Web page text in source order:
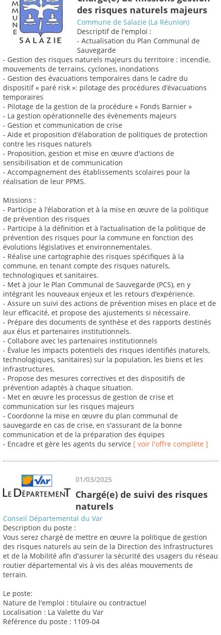
des risques naturels majeurs
Commune de Salazie (La Réunion)
Descriptif de l'emploi :
- Actualisation du Plan Communal de
Sauvegarde
- Gestion des risques naturels majeurs du territoire : incendie,
mouvements de terrains, cyclones, inondations
- Gestion des évacuations temporaires dans le cadre du
dispositif « paré risk »: pilotage des procédures d’évacuations
temporaires
- Pilotage de la gestion de la procédure « Fonds Barnier »
- La gestion opérationnelle des évènements majeurs
- Gestion et communication de crise
- Aide et proposition d’élaboration de politiques de protection
contre les risques naturels
- Proposition, gestion et mise en œuvre d'actions de
sensibilisation et de communication
- Accompagnement des établissements scolaires pour la
réalisation de leur PPMS.
Missions :
- Participe à l’élaboration et à la mise en œuvre de la politique
de prévention des risques
- Participe à la définition et à l’actualisation de la politique de
prévention des risques pour la commune en fonction des
évolutions législatives et environnementales.
- Réalise une cartographie des risques spécifiques à la
commune, en tenant compte des risques naturels,
technologiques et sanitaires.
- Met à jour le Plan Communal de Sauvegarde (PCS), en y
intégrant les nouveaux enjeux et les retours d’expérience.
- Assure un suivi des actions de prévention mises en place et de
leur efficacité, et propose des ajustements si nécessaire.
- Prépare des documents de synthèse et des rapports destinés
aux élus et partenaires institutionnels.
- Collabore avec les partenaires institutionnels
- Évalue les impacts potentiels des risques identifiés (naturels,
technologiques, sanitaires) sur la population, les biens et les
infrastructures.
- Propose des mesures correctives et des dispositifs de
prévention adaptés à chaque situation.
- Met en œuvre les processus de gestion de crise et
communication sur les risques majeurs
- Coordonne la mise en œuvre du plan communal de
sauvegarde en cas de crise, en s'assurant de la bonne
communication et de la préparation des équipes
- Encadre et gère les agents du service [ voir l'offre complète ]
01/03/2025
Chargé(e) de suivi des risques
naturels
Conseil Départemental du Var
Description du poste :
Vous serez chargé de mettre en œuvre la politique de gestion
des risques naturels au sein de la Direction des Infrastructures
et de la Mobilité afin d'assurer la sécurité des usagers du réseau
routier départemental vis à vis des aléas mouvements de
terrain.
Le poste:
Nature de l'emploi : titulaire ou contractuel
Localisation : La Valette du Var
Référence du poste : 1109-04